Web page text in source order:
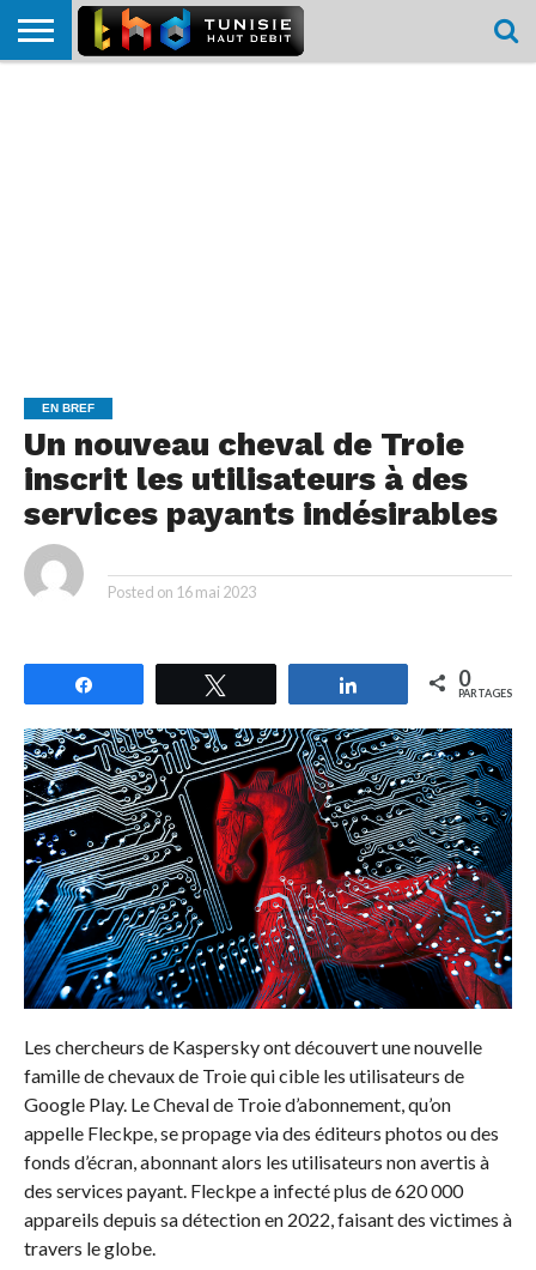
EN BREF
Un nouveau cheval de Troie
inscrit les utilisateurs à des
services payants indésirables
Posted on 16 mai 2023
Partagez 0
PARTAGES
Les chercheurs de Kaspersky ont découvert une nouvelle
famille de chevaux de Troie qui cible les utilisateurs de
Google Play. Le Cheval de Troie d’abonnement, qu’on
appelle Fleckpe, se propage via des éditeurs photos ou des
fonds d’écran, abonnant alors les utilisateurs non avertis à
des services payant. Fleckpe a infecté plus de 620 000
appareils depuis sa détection en 2022, faisant des victimes à
travers le globe.